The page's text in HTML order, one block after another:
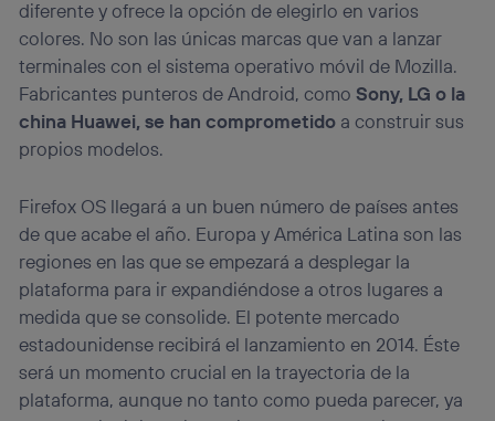
diferente y ofrece la opción de elegirlo en varios
colores. No son las únicas marcas que van a lanzar
terminales con el sistema operativo móvil de Mozilla.
Fabricantes punteros de Android, comoSony, LG o la
china Huawei, se han comprometido a construir sus
propios modelos.
Firefox OS llegará a un buen número de países antes
de que acabe el año. Europa y América Latina son las
regiones en las que se empezará a desplegar la
plataforma para ir expandiéndose a otros lugares a
medida que se consolide. El potente mercado
estadounidense recibirá el lanzamiento en 2014. Éste
será un momento crucial en la trayectoria de la
plataforma, aunque no tanto como pueda parecer, ya